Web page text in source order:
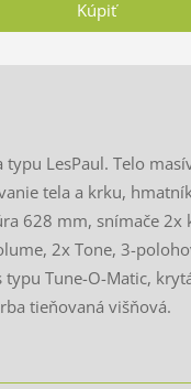
typu LesPaul. Telo
tela a krku,
628 mm, snímače 2x
2x Tone, 3-
typu Tune-O-Matic,
tieňovaná višňová.